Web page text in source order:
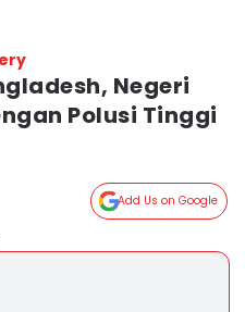
Negeri
Polusi Tinggi
Add Us on Google